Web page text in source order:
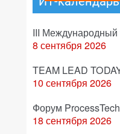
III Международный
8 сентября 2026
TEAM LEAD
10 сентября 2026
Форум ProcessTech
18 сентября 2026